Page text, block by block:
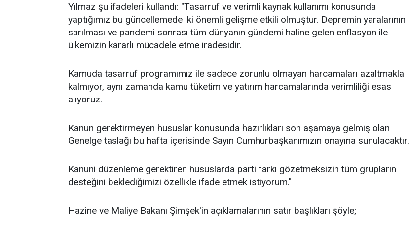
Yılmaz şu ifadeleri kullandı: "Tasarruf ve verimli kaynak kullanımı konusunda
yaptığımız bu güncellemede iki önemli gelişme etkili olmuştur. Depremin yaralarının
sarılması ve pandemi sonrası tüm dünyanın gündemi haline gelen enflasyon ile
ülkemizin kararlı mücadele etme iradesidir.
Kamuda tasarruf programımız ile sadece zorunlu olmayan harcamaları azaltmakla
kalmıyor, aynı zamanda kamu tüketim ve yatırım harcamalarında verimliliği esas
alıyoruz.
Kanun gerektirmeyen hususlar konusunda hazırlıkları son aşamaya gelmiş olan
Genelge taslağı bu hafta içerisinde Sayın Cumhurbaşkanımızın onayına sunulacaktır.
Kanuni düzenleme gerektiren hususlarda parti farkı gözetmeksizin tüm grupların
desteğini beklediğimizi özellikle ifade etmek istiyorum."
Hazine ve Maliye Bakanı Şimşek'in açıklamalarının satır başlıkları şöyle;